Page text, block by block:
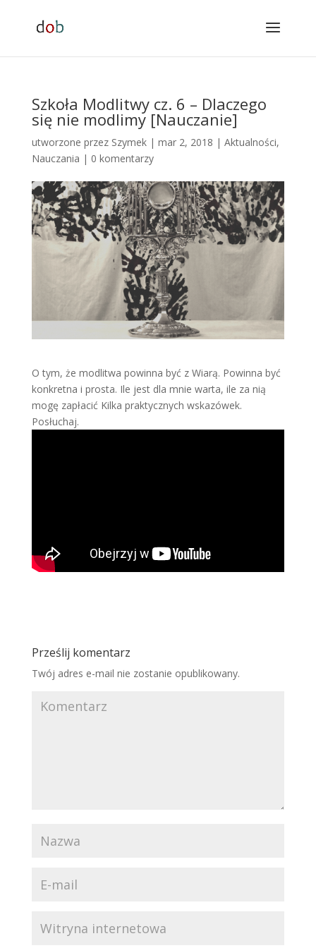
Szkoła Modlitwy cz. 6 – Dlaczego
się nie modlimy [Nauczanie]
utworzone przez Szymek| mar 2, 2018 | Aktualności,
Nauczania | 0 komentarzy
O tym, że modlitwa powinna być z Wiarą. Powinna być
konkretna i prosta. Ile jest dla mnie warta, ile za nią
mogę zapłacić Kilka praktycznych wskazówek.
Posłuchaj.
Prześlij komentarz
Twój adres e-mail nie zostanie opublikowany.